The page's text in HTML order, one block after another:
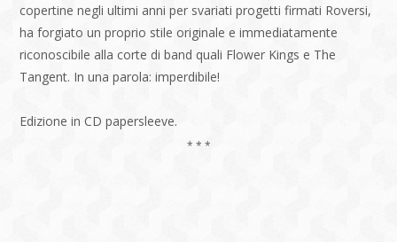
copertine negli ultimi anni per svariati progetti firmati Roversi,
ha forgiato un proprio stile originale e immediatamente
riconoscibile alla corte di band quali Flower Kings e The
Tangent. In una parola: imperdibile!
Edizione in CD papersleeve.
* * *